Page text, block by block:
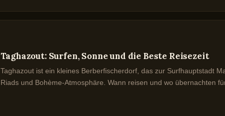
Taghazout: Surfen, Sonne und die Beste Reisezeit
Taghazout ist ein kleines Berberfischerdorf, das zur Surfhauptstadt
Riads und Bohème-Atmosphäre. Wann reisen und wo übernachten